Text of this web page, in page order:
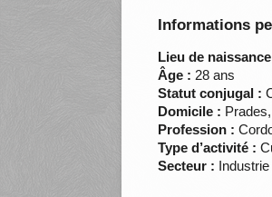
Informations
Lieu de
Âge : 28 ans
Statut conjugal :
Domicile :
Profession :
Type d’activité :
Secteur : Industrie